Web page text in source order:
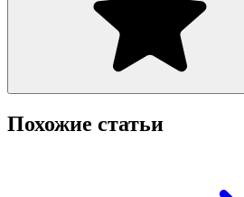
Похожие статьи